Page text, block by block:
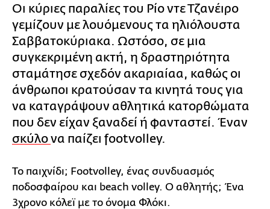
Οι κύριες παραλίες του Ρίο ντε Τζανέιρο
γεμίζουν με λουόμενους τα ηλιόλουστα
Σαββατοκύριακα. Ωστόσο, σε μια
συγκεκριμένη ακτή, η δραστηριότητα
σταμάτησε σχεδόν ακαριαίαα, καθώς οι
άνθρωποι κρατούσαν τα κινητά τους για
να καταγράψουν αθλητικά κατορθώματα
που δεν είχαν ξαναδεί ή φανταστεί. Έναν
σκύλονα παίζει footvolley.
Το παιχνίδι; Footvolley, ένας συνδυασμός
ποδοσφαίρου και beach volley. Ο αθλητής; Ένα
3χρονο κόλεϊ με το όνομα Φλόκι.